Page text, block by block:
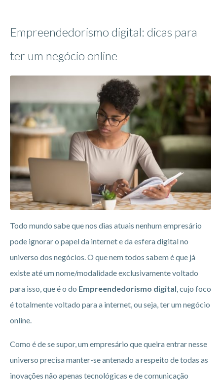
Empreendedorismo digital: dicas para
ter um negócio online
Todo mundo sabe que nos dias atuais nenhum empresário
pode ignorar o papel da internet e da esfera digital no
universo dos negócios. O que nem todos sabem é que já
existe até um nome/modalidade exclusivamente voltado
para isso, que é o do Empreendedorismo digital, cujo foco
é totalmente voltado para a internet, ou seja, ter um negócio
online.
Como é de se supor, um empresário que queira entrar nesse
universo precisa manter-se antenado a respeito de todas as
inovações não apenas tecnológicas e de comunicação